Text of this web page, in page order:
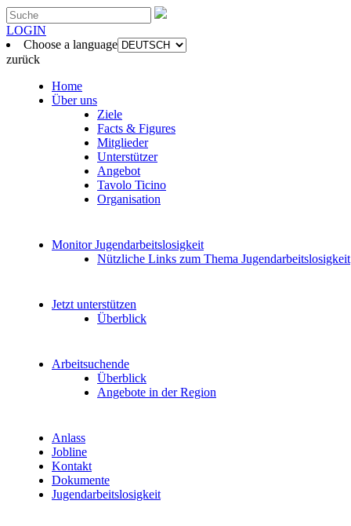
LOGIN
Choose a language
zurück
Home
Über uns
Ziele
Facts & Figures
Mitglieder
Unterstützer
Angebot
Tavolo Ticino
Organisation
Monitor Jugendarbeitslosigkeit
Nützliche Links zum Thema Jugendarbeitslosigkeit
Jetzt unterstützen
Überblick
Arbeitsuchende
Überblick
Angebote in der Region
Anlass
Jobline
Kontakt
Dokumente
Jugendarbeitslosigkeit